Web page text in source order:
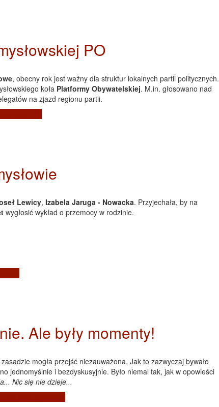
PO
, obecny rok jest ważny dla struktur lokalnych partii politycznych.
koła Platformy Obywatelskiej. M.in. głosowano nad
na zjazd regionu partii.
Lewicy, Izabela Jaruga - Nowacka. Przyjechała, by na
wygłosić wykład o przemocy w rodzinie.
Ale były momenty!
mogła przejść niezauważona. Jak to zazwyczaj bywało
jednomyślnie i bezdyskusyjnie. Było niemal tak, jak w opowieści
Nic się nie dzieje...